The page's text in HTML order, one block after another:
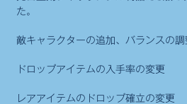
物
iOS
版
た。
敵キャラクターの追加、バランスの調
ドロップアイテムの入手率の変更
レアアイテムのドロップ確立の変更